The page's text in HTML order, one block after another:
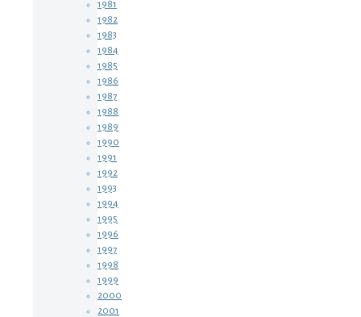
1981
1982
1983
1984
1985
1986
1987
1988
1989
1990
1991
1992
1993
1994
1995
1996
1997
1998
1999
2000
2001